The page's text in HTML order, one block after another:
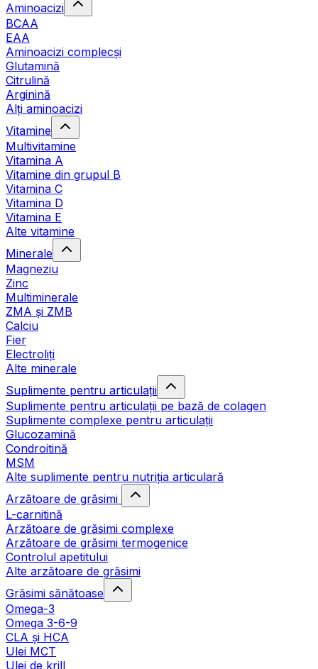
Aminoacizi
BCAA
EAA
Aminoacizi complecși
Glutamină
Citrulină
Arginină
Alți aminoacizi
Vitamine
Multivitamine
Vitamina A
Vitamine din grupul B
Vitamina C
Vitamina D
Vitamina E
Alte vitamine
Minerale
Magneziu
Zinc
Multiminerale
ZMA și ZMB
Calciu
Fier
Electroliți
Alte minerale
Suplimente pentru articulații
Suplimente pentru articulații pe bază de colagen
Suplimente complexe pentru articulații
Glucozamină
Condroitină
MSM
Alte suplimente pentru nutriția articulară
Arzătoare de grăsimi
L-carnitină
Arzătoare de grăsimi complexe
Arzătoare de grăsimi termogenice
Controlul apetitului
Alte arzătoare de grăsimi
Grăsimi sănătoase
Omega-3
Omega 3-6-9
CLA şi HCA
Ulei MCT
Ulei de krill